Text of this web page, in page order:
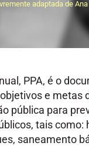
adaptada de
PPA, é o
e metas
pública para
tais como:
saneamento